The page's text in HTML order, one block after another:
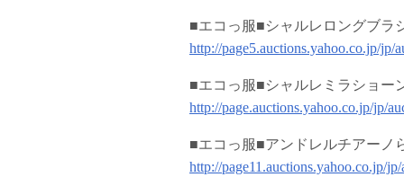
■エコっ服■シャルレロングブラ
http://page5.auctions.yahoo.co.jp/jp/
■エコっ服■シャルレミラショー
http://page.auctions.yahoo.co.jp/jp/
■エコっ服■アンドレルチアーノ
http://page11.auctions.yahoo.co.jp/